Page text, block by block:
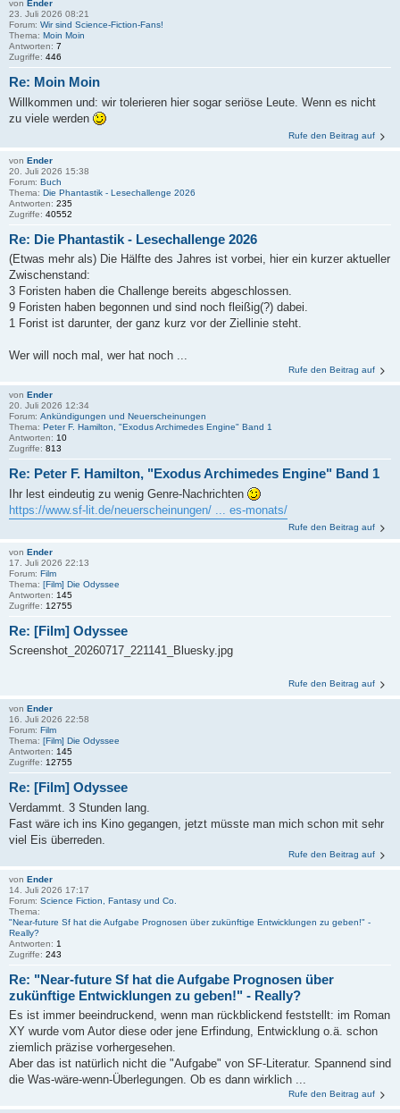
von Ender
23. Juli 2026 08:21
Forum: Wir sind Science-Fiction-Fans!
Thema: Moin Moin
Antworten: 7
Zugriffe: 446
Re: Moin Moin
Willkommen und: wir tolerieren hier sogar seriöse Leute. Wenn es nicht
zu viele werden
Rufe den Beitrag auf
von Ender
20. Juli 2026 15:38
Forum: Buch
Thema: Die Phantastik - Lesechallenge 2026
Antworten: 235
Zugriffe: 40552
Re: Die Phantastik - Lesechallenge 2026
(Etwas mehr als) Die Hälfte des Jahres ist vorbei, hier ein kurzer aktueller
Zwischenstand:
3 Foristen haben die Challenge bereits abgeschlossen.
9 Foristen haben begonnen und sind noch fleißig(?) dabei.
1 Forist ist darunter, der ganz kurz vor der Ziellinie steht.
Wer will noch mal, wer hat noch ...
Rufe den Beitrag auf
von Ender
20. Juli 2026 12:34
Forum: Ankündigungen und Neuerscheinungen
Thema: Peter F. Hamilton, "Exodus Archimedes Engine" Band 1
Antworten: 10
Zugriffe: 813
Re: Peter F. Hamilton, "Exodus Archimedes Engine" Band 1
Ihr lest eindeutig zu wenig Genre-Nachrichten
https://www.sf-lit.de/neuerscheinungen/ ... es-monats/
Rufe den Beitrag auf
von Ender
17. Juli 2026 22:13
Forum: Film
Thema: [Film] Die Odyssee
Antworten: 145
Zugriffe: 12755
Re: [Film] Odyssee
Screenshot_20260717_221141_Bluesky.jpg
Rufe den Beitrag auf
von Ender
16. Juli 2026 22:58
Forum: Film
Thema: [Film] Die Odyssee
Antworten: 145
Zugriffe: 12755
Re: [Film] Odyssee
Verdammt. 3 Stunden lang.
Fast wäre ich ins Kino gegangen, jetzt müsste man mich schon mit sehr
viel Eis überreden.
Rufe den Beitrag auf
von Ender
14. Juli 2026 17:17
Forum: Science Fiction, Fantasy und Co.
Thema:
"Near-future Sf hat die Aufgabe Prognosen über zukünftige Entwicklungen zu geben!" -
Really?
Antworten: 1
Zugriffe: 243
Re: "Near-future Sf hat die Aufgabe Prognosen über
zukünftige Entwicklungen zu geben!" - Really?
Es ist immer beeindruckend, wenn man rückblickend feststellt: im Roman
XY wurde vom Autor diese oder jene Erfindung, Entwicklung o.ä. schon
ziemlich präzise vorhergesehen.
Aber das ist natürlich nicht die "Aufgabe" von SF-Literatur. Spannend sind
die Was-wäre-wenn-Überlegungen. Ob es dann wirklich ...
Rufe den Beitrag auf